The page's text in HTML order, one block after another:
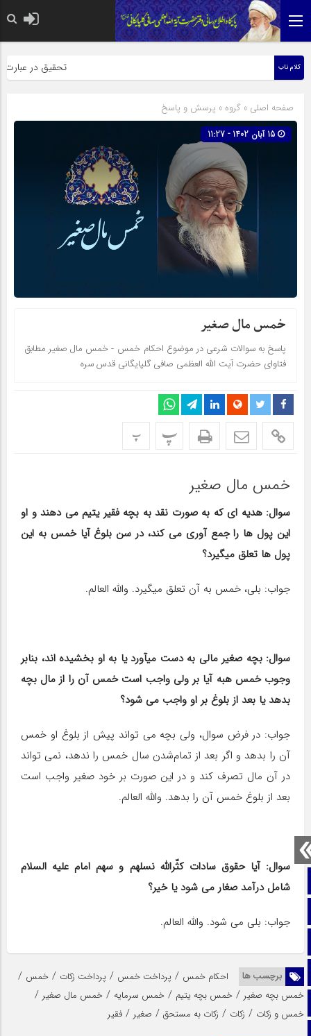
صفحه نخست
آپارات
اینستاگرام
کلام ناب تحقیق در عبارت
صفحه اصلی » گروه » پرسش و پاسخ
خمس مال صغیر
پاسخ به سوالات شرعی در موضوع احکام خمس - خمس مال صغیر مطابق
فتاوای حضرت آیت الله العظمی صافی گلپایگانی قدس سره
پ پ
خمس مال صغیر
سوال: هدیه ‎ای که به صورت نقد به بچه فقیر یتیم می‌ دهند و او
این پول ‎ها را جمع ‎آوری می ‎کند، در سن بلوغ آیا خمس به این
پول ‌ها تعلق می‎گیرد؟
جواب: بلی، خمس به آن تعلق می‎گیرد. والله العالم.
سوال: بچه صغیر مالی به دست می‎آورد یا به او بخشیده‎ اند، بنابر
وجوب خمس هبه آیا بر ولی واجب است خمس آن را از مال بچه
بدهد یا بعد از بلوغ بر او واجب می شود؟
جواب: در فرض سوال، ولی بچه می تواند پیش از بلوغ او خمس
آن را بدهد و اگر بعد از تمام‌شدن سال خمس را ندهد، نمی تواند
در آن مال تصرف کند و در این صورت بر خود صغیر واجب است
بعد از بلوغ خمس آن را بدهد. والله العالم.
سوال: آیا حقوق سادات کثّرالله نسلهم و سهم امام علیه السلام
شامل درآمد صغار می شود یا خیر؟
جواب: بلی می شود. والله العالم.
برچسب ها احکام خمس / پرداخت خمس / پرداخت زکات / خمس /
خمس بچه صغیر / خمس بچه یتیم / خمس سرمایه / خمس مال صغیر /
خمس و زکات / زکات / زکات به مستحق / صغیر / فقیر